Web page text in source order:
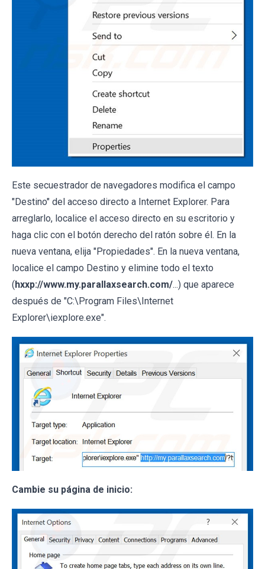
Este secuestrador de navegadores modifica el campo
"Destino" del acceso directo a Internet Explorer. Para
arreglarlo, localice el acceso directo en su escritorio y
haga clic con el botón derecho del ratón sobre él. En la
nueva ventana, elija "Propiedades". En la nueva ventana,
localice el campo Destino y elimine todo el texto
(hxxp://www.my.parallaxsearch.com/...) que aparece
después de "C:\Program Files\Internet
Explorer\iexplore.exe".
Cambie su página de inicio: